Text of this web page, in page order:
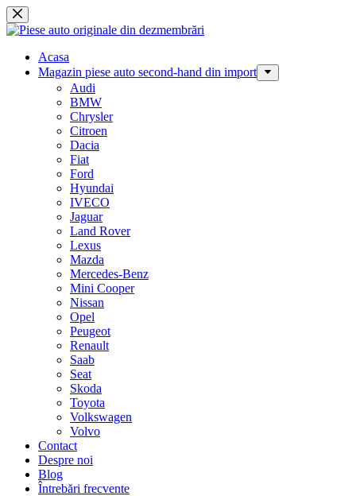
Sari
la
Acasa
Magazin piese auto second-hand din import
Audi
BMW
Chrysler
Citroen
Dacia
Fiat
Ford
Hyundai
IVECO
Jaguar
Land Rover
Lexus
Mazda
Mercedes-Benz
Mini Cooper
Nissan
Opel
Peugeot
Renault
Saab
Seat
Skoda
Toyota
Volkswagen
Volvo
Contact
Despre noi
Blog
Întrebări frecvente